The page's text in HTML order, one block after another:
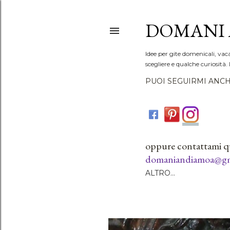
DOMANI
Idee per gite domenicali,
scegliere e qualche
PUOI SEGUIRMI
oppure contattami
ALTRO…